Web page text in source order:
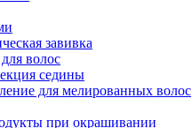
завивка
волос
седины
для мелированных волос
при окрашивании